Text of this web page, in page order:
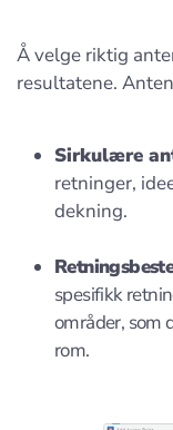
Å velge riktig
resultatene.
Sirkulære
retninger,
dekning.
spesifikk
områder, som
rom.